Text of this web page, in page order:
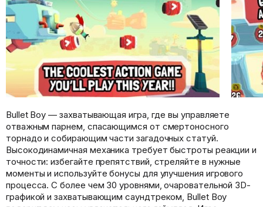
Bullet Boy — захватывающая игра, где вы управляете
отважным парнем, спасающимся от смертоносного
торнадо и собирающим части загадочных статуй.
Высокодинамичная механика требует быстроты реакции и
точности: избегайте препятствий, стреляйте в нужные
моменты и используйте бонусы для улучшения игрового
процесса. С более чем 30 уровнями, очаровательной 3D-
графикой и захватывающим саундтреком, Bullet Boy